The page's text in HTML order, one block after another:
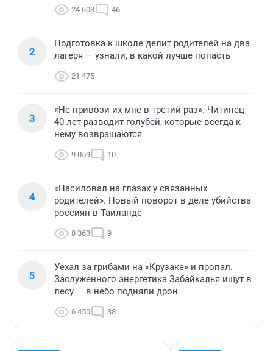
24 603 46
2
Подготовка к школе делит родителей на два
лагеря — узнали, в какой лучше попасть
21 475
3
«Не привози их мне в третий раз». Читинец
40 лет разводит голубей, которые всегда к
нему возвращаются
9 059 10
4
«Насиловал на глазах у связанных
родителей». Новый поворот в деле убийства
россиян в Таиланде
8 363 9
5
Уехал за грибами на «Крузаке» и пропал.
Заслуженного энергетика Забайкалья ищут в
лесу — в небо подняли дрон
6 450 38